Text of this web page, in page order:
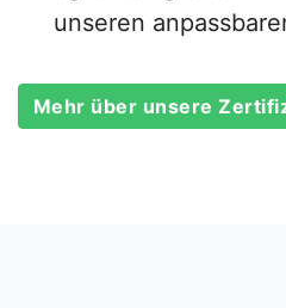
unseren
Mehr über unsere